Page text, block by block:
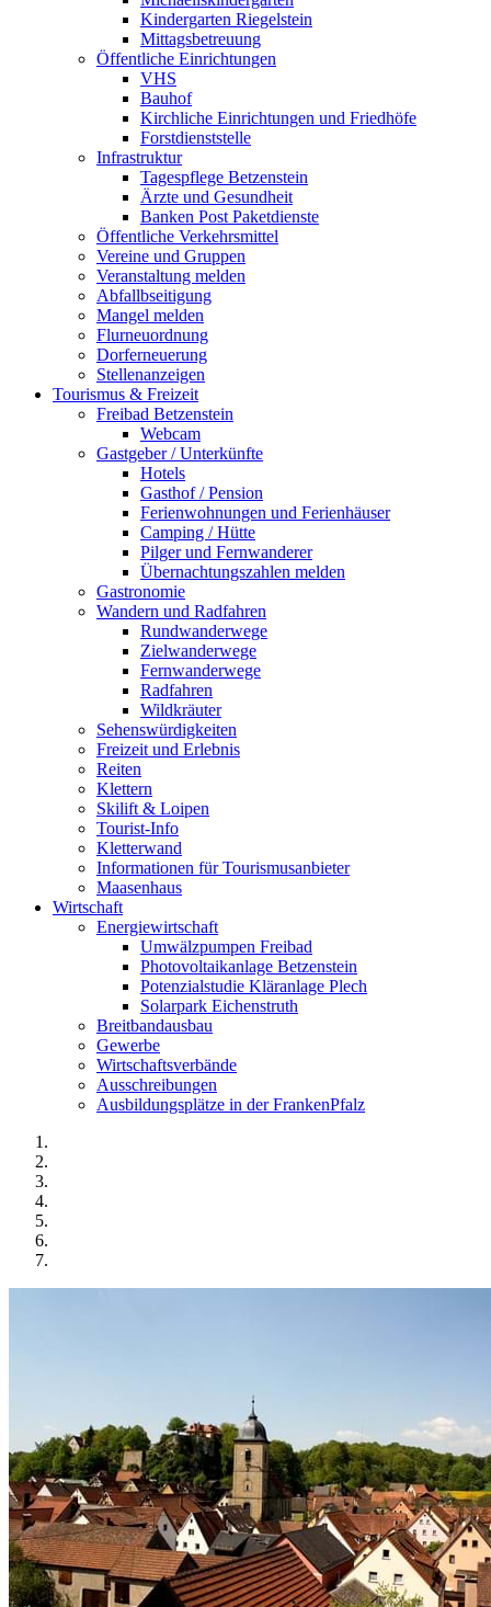
Kindergarten Riegelstein
Mittagsbetreuung
Öffentliche Einrichtungen
VHS
Bauhof
Kirchliche Einrichtungen und Friedhöfe
Forstdienststelle
Infrastruktur
Tagespflege Betzenstein
Ärzte und Gesundheit
Banken Post Paketdienste
Öffentliche Verkehrsmittel
Vereine und Gruppen
Veranstaltung melden
Abfallbseitigung
Mangel melden
Flurneuordnung
Dorferneuerung
Stellenanzeigen
Tourismus & Freizeit
Freibad Betzenstein
Webcam
Gastgeber / Unterkünfte
Hotels
Gasthof / Pension
Ferienwohnungen und Ferienhäuser
Camping / Hütte
Pilger und Fernwanderer
Übernachtungszahlen melden
Gastronomie
Wandern und Radfahren
Rundwanderwege
Zielwanderwege
Fernwanderwege
Radfahren
Wildkräuter
Sehenswürdigkeiten
Freizeit und Erlebnis
Reiten
Klettern
Skilift & Loipen
Tourist-Info
Kletterwand
Informationen für Tourismusanbieter
Maasenhaus
Wirtschaft
Energiewirtschaft
Umwälzpumpen Freibad
Photovoltaikanlage Betzenstein
Potenzialstudie Kläranlage Plech
Solarpark Eichenstruth
Breitbandausbau
Gewerbe
Wirtschaftsverbände
Ausschreibungen
Ausbildungsplätze in der FrankenPfalz